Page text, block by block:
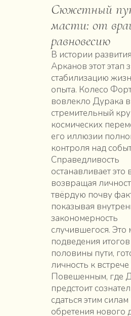
Сюжетный
масти: от
равновесию
В истории
Арканов этот этап
стабилизацию
опыта. Колесо
вовлекло Дурака в
стремительный
космических
его иллюзии
контроля над
Справедливость
останавливает
возвращая
твёрдую почву
показывая
закономерность
случившегося. Это
подведения
половины пути,
личность к встрече
Повешенным, где
предстоит
сдаться этим
обретения нового